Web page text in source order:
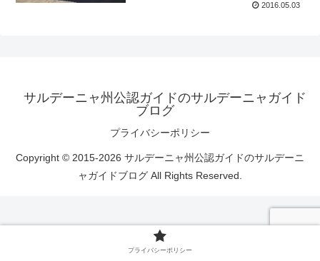
2016.05.03
サルデーニャ州公認ガイドのサルデーニャガイド
ブログ
プライバシーポリシー
Copyright © 2015-2026 サルデーニャ州公認ガイドのサルデーニ
ャガイドブログ All Rights Reserved.
プライバシーポリシー